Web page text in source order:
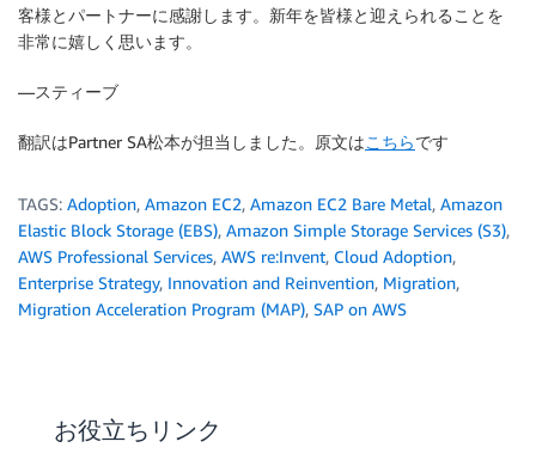
客様とパートナーに感謝します。新年を皆様と迎えられることを
非常に嬉しく思います。
—スティーブ
翻訳はPartner SA松本が担当しました。原文はこちらです
TAGS: Adoption, Amazon EC2, Amazon EC2 Bare Metal, Amazon
Elastic Block Storage (EBS), Amazon Simple Storage Services (S3),
AWS Professional Services, AWS re:Invent, Cloud Adoption,
Enterprise Strategy, Innovation and Reinvention, Migration,
Migration Acceleration Program (MAP), SAP on AWS
お役立ちリンク